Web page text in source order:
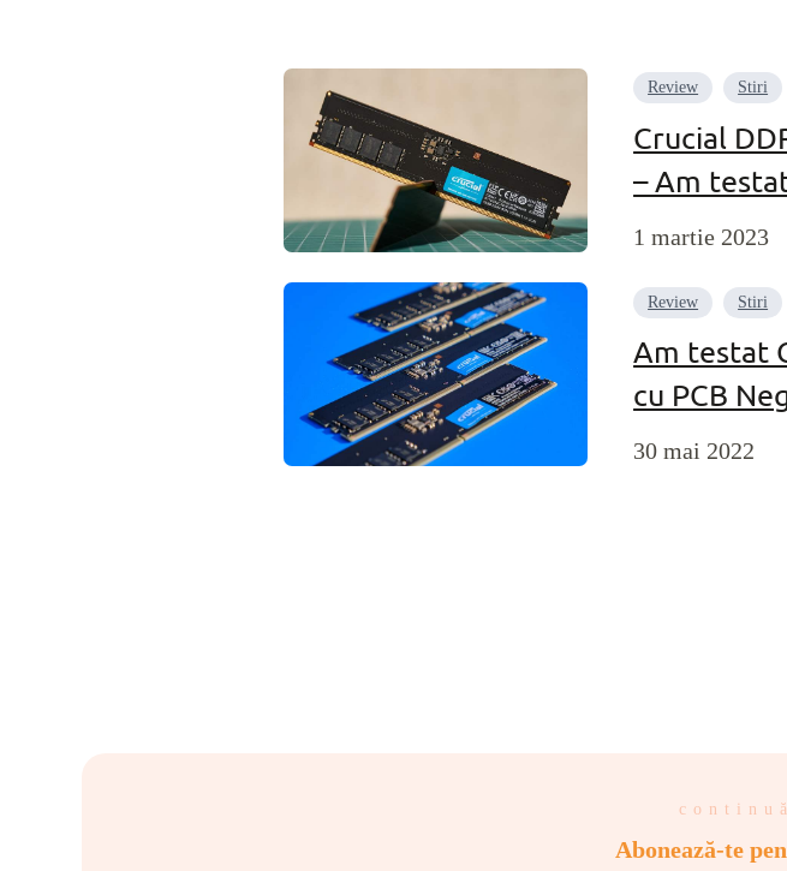
Review Stiri
Crucial
– Am
1 martie 2023
Review Stiri
Am testat
cu PCB
30 mai 2022
Abonează-te